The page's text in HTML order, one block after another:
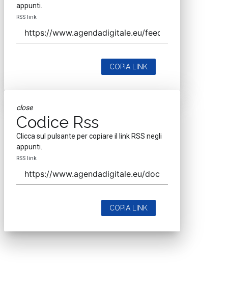
appunti.
RSS link
COPIA LINK
close
Codice Rss
Clicca sul pulsante per copiare il link RSS negli
appunti.
RSS link
COPIA LINK